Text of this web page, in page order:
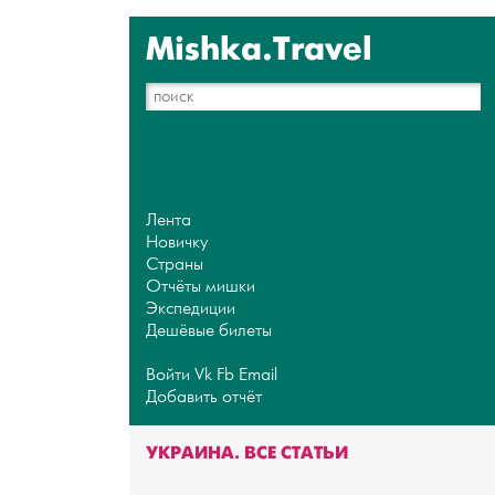
Mishka.Travel
Лента
Новичку
Страны
Отчёты мишки
Экспедиции
Дешёвые билеты
Войти Vk Fb Email
Добавить отчёт
УКРАИНА. ВСЕ СТАТЬИ